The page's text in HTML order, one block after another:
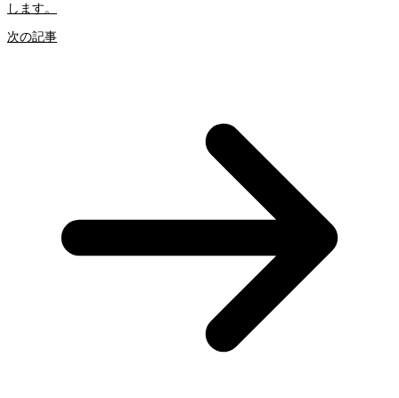
します。
次の記事